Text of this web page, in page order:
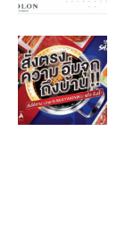
Next
post: